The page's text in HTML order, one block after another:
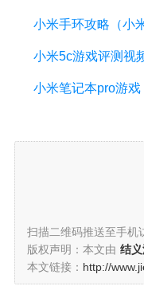
扫描二维码推送至手机
版权声明：本文由 结
本文链接： http://